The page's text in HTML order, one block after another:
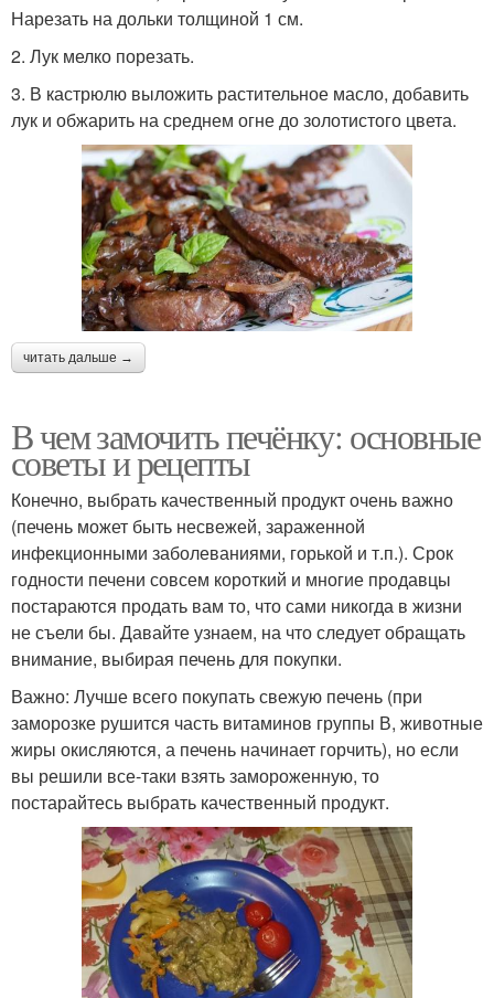
Нарезать на дольки толщиной 1 см.
2. Лук мелко порезать.
3. В кастрюлю выложить растительное масло, добавить
лук и обжарить на среднем огне до золотистого цвета.
читать дальше →
В чем замочить печёнку: основные
советы и рецепты
Конечно, выбрать качественный продукт очень важно
(печень может быть несвежей, зараженной
инфекционными заболеваниями, горькой и т.п.). Срок
годности печени совсем короткий и многие продавцы
постараются продать вам то, что сами никогда в жизни
не съели бы. Давайте узнаем, на что следует обращать
внимание, выбирая печень для покупки.
Важно: Лучше всего покупать свежую печень (при
заморозке рушится часть витаминов группы В, животные
жиры окисляются, а печень начинает горчить), но если
вы решили все-таки взять замороженную, то
постарайтесь выбрать качественный продукт.